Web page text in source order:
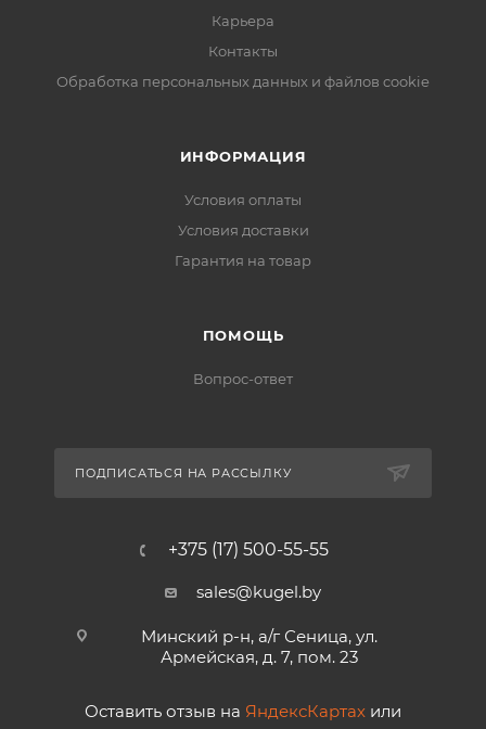
Карьера
Контакты
Обработка персональных данных и файлов cookie
ИНФОРМАЦИЯ
Условия оплаты
Условия доставки
Гарантия на товар
ПОМОЩЬ
Вопрос-ответ
ПОДПИСАТЬСЯ НА РАССЫЛКУ
+375 (17) 500-55-55
sales@kugel.by
Минский р-н, а/г Сеница, ул.
Армейская, д. 7, пом. 23
Оставить отзыв на ЯндексКартах или